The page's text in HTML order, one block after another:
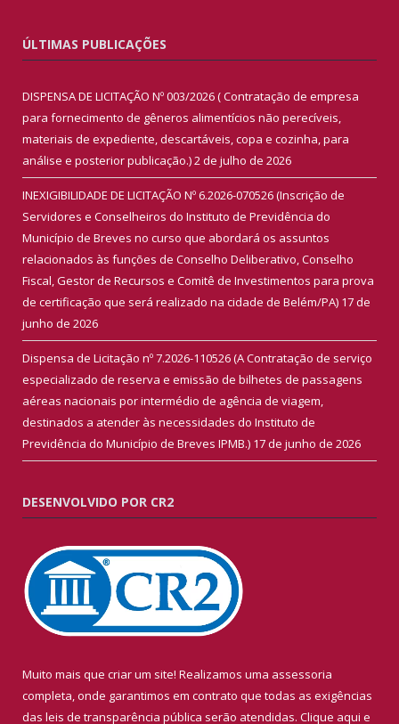
ÚLTIMAS PUBLICAÇÕES
DISPENSA DE LICITAÇÃO Nº 003/2026 ( Contratação de empresa
para fornecimento de gêneros alimentícios não perecíveis,
materiais de expediente, descartáveis, copa e cozinha, para
análise e posterior publicação.)2 de julho de 2026
INEXIGIBILIDADE DE LICITAÇÃO Nº 6.2026-070526 (Inscrição de
Servidores e Conselheiros do Instituto de Previdência do
Município de Breves no curso que abordará os assuntos
relacionados às funções de Conselho Deliberativo, Conselho
Fiscal, Gestor de Recursos e Comitê de Investimentos para prova
de certificação que será realizado na cidade de Belém/PA) 17 de
junho de 2026
Dispensa de Licitação nº 7.2026-110526 (A Contratação de serviço
especializado de reserva e emissão de bilhetes de passagens
aéreas nacionais por intermédio de agência de viagem,
destinados a atender às necessidades do Instituto de
Previdência do Município de Breves IPMB.) 17 de junho de 2026
DESENVOLVIDO POR CR2
Muito mais que criar um site! Realizamos uma assessoria
completa, onde garantimos em contrato que todas as exigências
das leis de transparência pública serão atendidas. Clique aqui e